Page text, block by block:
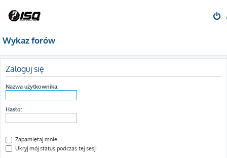
Wykaz forów
Zaloguj się
Nazwa użytkownika:
Hasło:
Zapamiętaj mnie
Ukryj mój status podczas tej sesji